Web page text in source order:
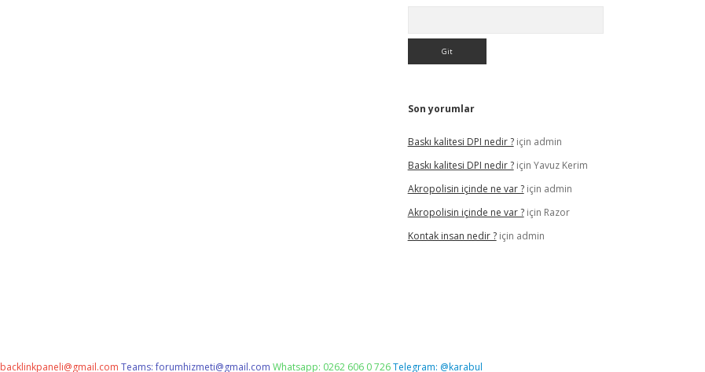
Son yorumlar
Baskı kalitesi DPI nedir ?için admin
Baskı kalitesi DPI nedir ?için Yavuz Kerim
Akropolisin içinde ne var ?için admin
Akropolisin içinde ne var ?için Razor
Kontak insan nedir ?için admin
backlinkpaneli@gmail.com Teams:forumhizmeti@gmail.com Whatsapp: 0262 606 0 726Telegram: @karabul